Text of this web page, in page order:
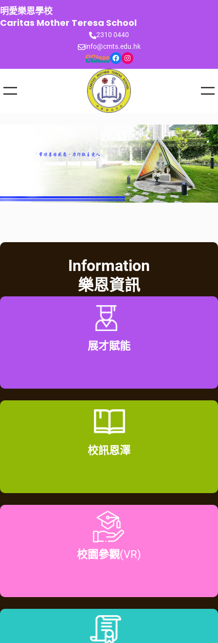
跳
至
主
明愛樂恩學校
Caritas Mother Teresa School
2310 0440
info@cmts.edu.hk
Facebook Instagram
Information
樂恩資訊
展才賦能
校訊恩澤
校園參觀(VR)